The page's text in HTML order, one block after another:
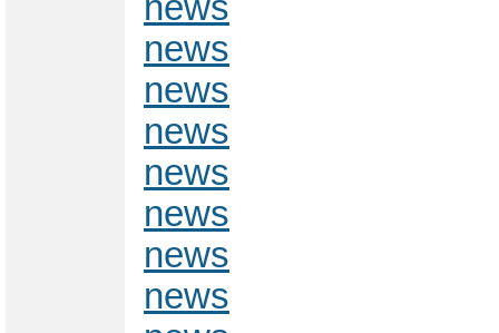
news
news
news
news
news
news
news